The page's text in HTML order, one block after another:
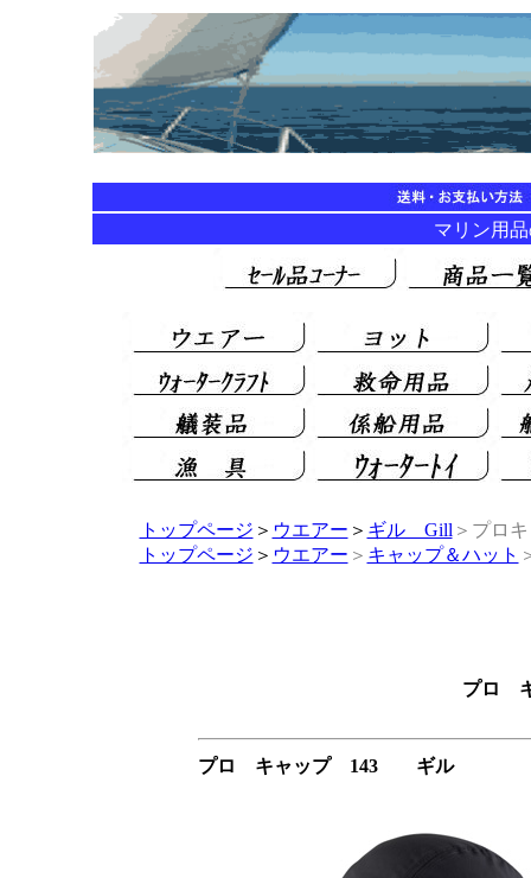
マリン用
トップページ ＞ ウエアー ＞ ギル Gill ＞プロ
トップページ ＞ ウエアー ＞ キャップ＆ハット
プロ
プロ キャップ 143 ギル